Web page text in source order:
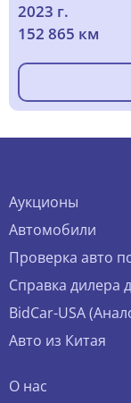
2023 г.
152 865 км
Аукционы
Автомобили
Проверка авто
Справка дилера
BidCar-USA
Авто из Китая
О нас